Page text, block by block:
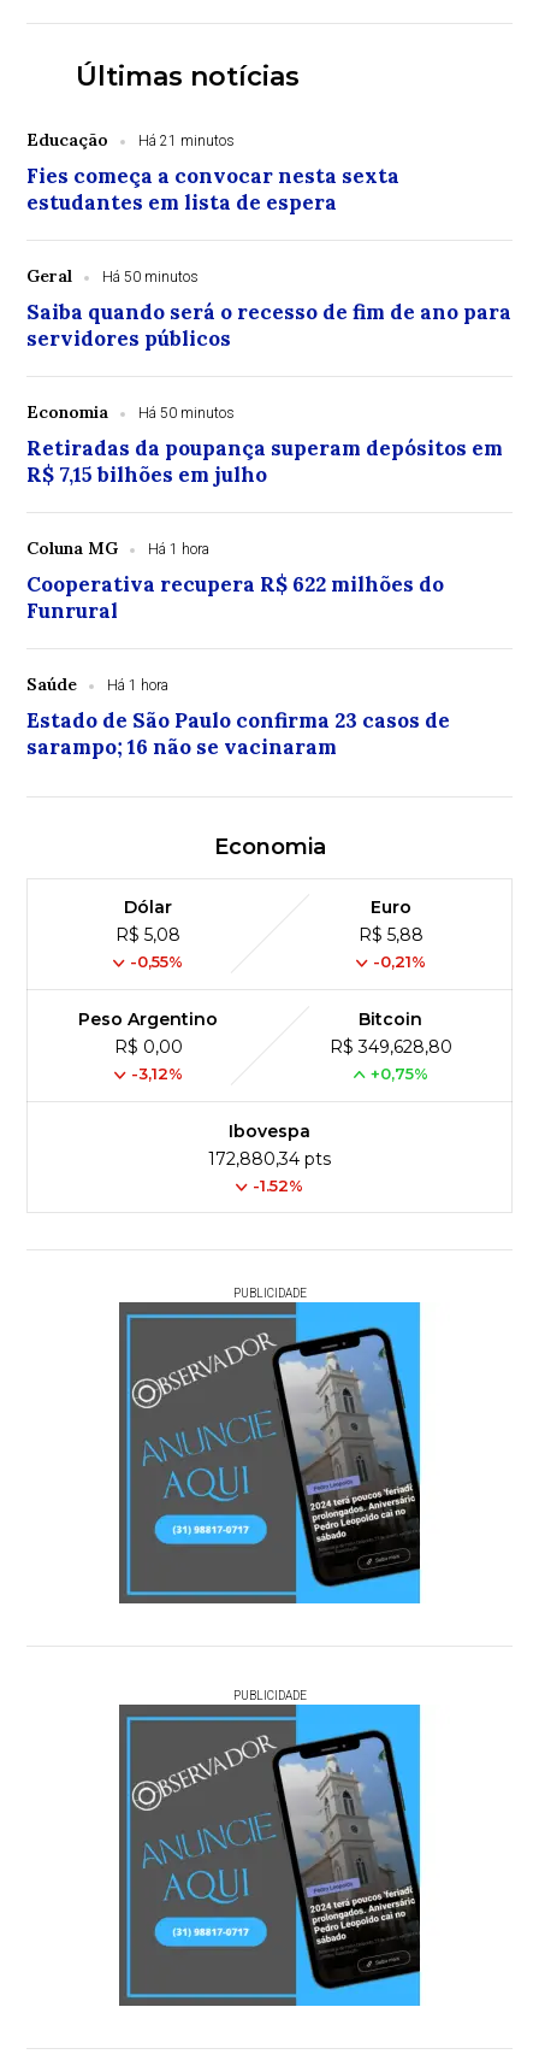
Últimas notícias
Educação Há 21 minutos
Fies começa a convocar nesta sexta
estudantes em lista de espera
Geral Há 50 minutos
Saiba quando será o recesso de fim de ano para
servidores públicos
Economia Há 50 minutos
Retiradas da poupança superam depósitos em
R$ 7,15 bilhões em julho
Coluna MG Há 1 hora
Cooperativa recupera R$ 622 milhões do
Funrural
Saúde Há 1 hora
Estado de São Paulo confirma 23 casos de
sarampo; 16 não se vacinaram
Economia
Dólar
R$ 5,08
-0,55%
Euro
R$ 5,88
-0,21%
Peso Argentino
R$ 0,00
-3,12%
Bitcoin
R$ 349,628,80
+0,75%
Ibovespa
172,880,34 pts
-1.52%
PUBLICIDADE
PUBLICIDADE